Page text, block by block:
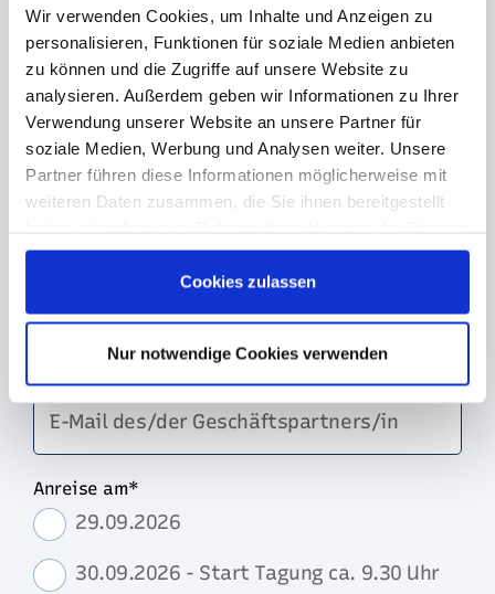
Wir verwenden Cookies, um Inhalte und Anzeigen zu
personalisieren, Funktionen für soziale Medien anbieten
zu können und die Zugriffe auf unsere Website zu
analysieren. Außerdem geben wir Informationen zu Ihrer
Verwendung unserer Website an unsere Partner für
soziale Medien, Werbung und Analysen weiter. Unsere
Partner führen diese Informationen möglicherweise mit
weiteren Daten zusammen, die Sie ihnen bereitgestellt
gesammelt haben. Sie geben Einwilligung zu unseren
Cookies, wenn Sie unsere Webseite weiterhin nutzen.
Cookies zulassen
Nur notwendige Cookies verwenden
Vorname*
E-Mail*
Anzahl Teilnehmer*
Ich reise alleine an
Ich bringe eine/n Geschäftspartner/in
E-Mail des/der Geschäftspartners/in
Anreise am*
29.09.2026
30.09.2026 - Start Tagung ca. 9.30 Uhr